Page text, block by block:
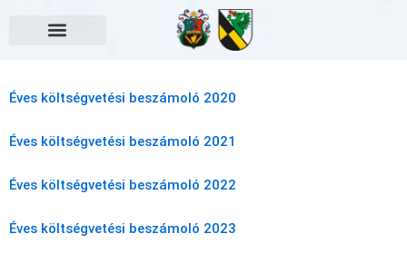
Éves költségvetési beszámoló 2020
Éves költségvetési beszámoló 2021
Éves költségvetési beszámoló 2022
Éves költségvetési beszámoló 2023